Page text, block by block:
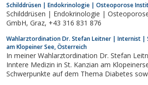
Schilddrüsen | Endokrinologie | Osteoporose
Schilddrüsen | Endokrinologie |
GmbH, Graz, +43 316 831 876
Wahlarztordination Dr. Stefan Leitner | Internist |
am Klopeiner See, Österreich
In meiner Wahlarztordination Dr. Stefan
Inntere Medizin in St. Kanzian am
Schwerpunkte auf dem Thema Diabetes